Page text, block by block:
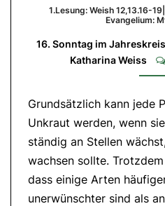
27|
Mt
43
1.Lesung: Weish 12,13.16-
Evangelium:
16. Sonntag im Jahreskreis
Katharina Weiss
Grundsätzlich kann jede
Unkraut werden, wenn
ständig an Stellen
wachsen sollte.
dass einige Arten
unerwünschter sind als